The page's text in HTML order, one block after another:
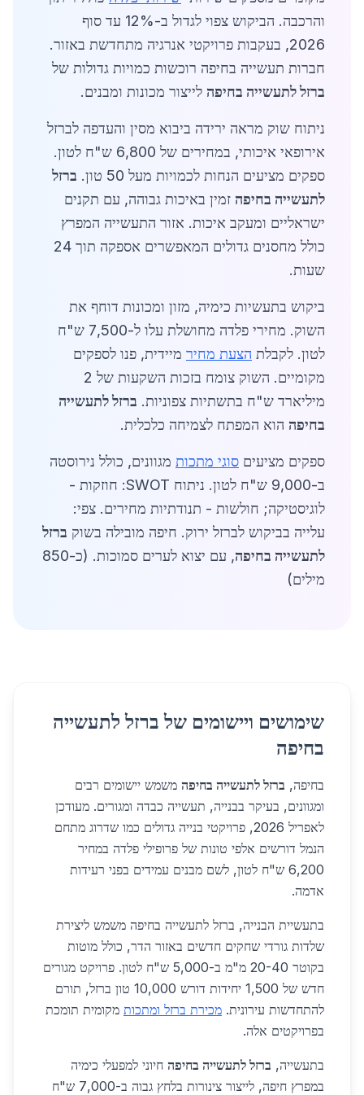
והרכבה. הביקוש צפוי לגדול ב-12% עד סוף
2026, בעקבות פרויקטי אנרגיה מתחדשת באזור.
חברות תעשייה בחיפה רוכשות כמויות גדולות של
ברזל לתעשייה בחיפה לייצור מכונות ומבנים.
ניתוח שוק מראה ירידה ביבוא מסין והעדפה לברזל
אירופאי איכותי, במחירים של 6,800 ש"ח לטון.
ספקים מציעים הנחות לכמויות מעל 50 טון.
ברזל
לתעשייה בחיפה זמין באיכות גבוהה, עם תקנים
ישראליים ומעקב איכות. אזור התעשייה המפרץ
כולל מחסנים גדולים המאפשרים אספקה תוך 24
שעות.
ביקוש בתעשיות כימיה, מזון ומכונות דוחף את
השוק. מחירי פלדה מחושלת עלו ל-7,500 ש"ח
לטון. לקבלת הצעת מחיר מיידית, פנו לספקים
מקומיים. השוק צומח בזכות השקעות של 2
מיליארד ש"ח בתשתיות צפוניות. ברזל לתעשייה
בחיפה הוא המפתח לצמיחה כלכלית.
ספקים מציעים סוגי מתכות מגוונים, כולל נירוסטה
ב-9,000 ש"ח לטון. ניתוח SWOT: חוזקות -
לוגיסטיקה; חולשות - תנודתיות מחירים. צפי:
עלייה בביקוש לברזל ירוק. חיפה מובילה בשוק ברזל
לתעשייה בחיפה
, עם יצוא לערים סמוכות. (כ-850
מילים)
שימושים ויישומים של ברזל לתעשייה
בחיפה
בחיפה, ברזל לתעשייה בחיפה משמש יישומים רבים
ומגוונים, בעיקר בבנייה, תעשייה כבדה ומגורים. מעודכן
לאפריל 2026, פרויקטי בנייה גדולים כמו שדרוג מתחם
הנמל דורשים אלפי טונות של פרופילי פלדה במחיר
6,200 ש"ח לטון, לשם מבנים עמידים בפני רעידות
אדמה.
בתעשיית הבנייה, ברזל לתעשייה בחיפה משמש ליצירת
שלדות גורדי שחקים חדשים באזור הדר, כולל מוטות
בקוטר 20-40 מ"מ ב-5,000 ש"ח לטון. פרויקט מגורים
חדש של 1,500 יחידות דורש 10,000 טון ברזל, תורם
להתחדשות עירונית. מכירת ברזל ומתכות מקומית תומכת
בפרויקטים אלה.
בתעשייה, ברזל לתעשייה בחיפה חיוני למפעלי כימיה
במפרץ חיפה, לייצור צינורות בלחץ גבוה ב-7,000 ש"ח